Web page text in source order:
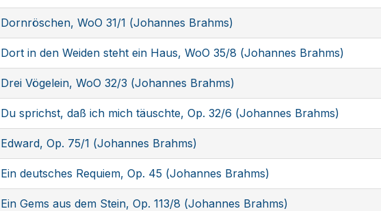
Dornröschen, WoO 31/1 (Johannes Brahms)
Dort in den Weiden steht ein Haus, WoO 35/8 (Johannes Brahms)
Drei Vögelein, WoO 32/3 (Johannes Brahms)
Du sprichst, daß ich mich täuschte, Op. 32/6 (Johannes Brahms)
Edward, Op. 75/1 (Johannes Brahms)
Ein deutsches Requiem, Op. 45 (Johannes Brahms)
Ein Gems aus dem Stein, Op. 113/8 (Johannes Brahms)